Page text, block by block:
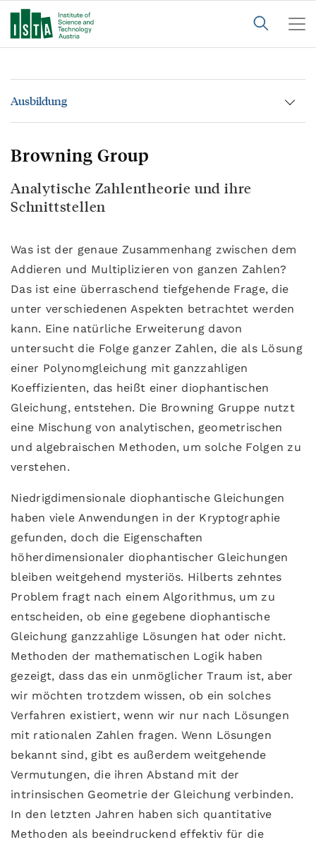
Ausbildung
Browning Group
Analytische Zahlentheorie und ihre
Schnittstellen
Was ist der genaue Zusammenhang zwischen dem
Addieren und Multiplizieren von ganzen Zahlen?
Das ist eine überraschend tiefgehende Frage, die
unter verschiedenen Aspekten betrachtet werden
kann. Eine natürliche Erweiterung davon
untersucht die Folge ganzer Zahlen, die als Lösung
einer Polynomgleichung mit ganzzahligen
Koeffizienten, das heißt einer diophantischen
Gleichung, entstehen. Die Browning Gruppe nutzt
eine Mischung von analytischen, geometrischen
und algebraischen Methoden, um solche Folgen zu
verstehen.
Niedrigdimensionale diophantische Gleichungen
haben viele Anwendungen in der Kryptographie
gefunden, doch die Eigenschaften
höherdimensionaler diophantischer Gleichungen
bleiben weitgehend mysteriös. Hilberts zehntes
Problem fragt nach einem Algorithmus, um zu
entscheiden, ob eine gegebene diophantische
Gleichung ganzzahlige Lösungen hat oder nicht.
Methoden der mathematischen Logik haben
gezeigt, dass das ein unmöglicher Traum ist, aber
wir möchten trotzdem wissen, ob ein solches
Verfahren existiert, wenn wir nur nach Lösungen
mit rationalen Zahlen fragen. Wenn Lösungen
bekannt sind, gibt es außerdem weitgehende
Vermutungen, die ihren Abstand mit der
intrinsischen Geometrie der Gleichung verbinden.
In den letzten Jahren haben sich quantitative
Methoden als beeindruckend effektiv für die